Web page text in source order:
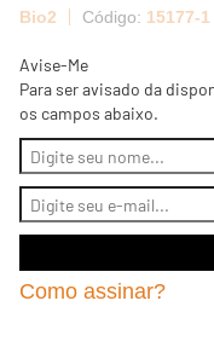
Bio2 15177-1
Avise-Me
Para ser avisado da
os campos abaixo.
Como assinar?